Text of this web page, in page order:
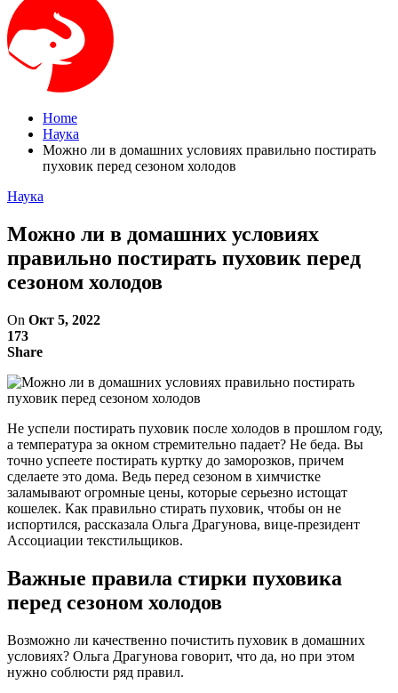
Home
Наука
Можно ли в домашних условиях правильно постирать
пуховик перед сезоном холодов
Наука
Можно ли в домашних условиях
правильно постирать пуховик перед
сезоном холодов
On Окт 5, 2022
173
Share
Не успели постирать пуховик после холодов в прошлом году,
а температура за окном стремительно падает? Не беда. Вы
точно успеете постирать куртку до заморозков, причем
сделаете это дома. Ведь перед сезоном в химчистке
заламывают огромные цены, которые серьезно истощат
кошелек. Как правильно стирать пуховик, чтобы он не
испортился, рассказала Ольга Драгунова, вице-президент
Ассоциации текстильщиков.
Важные правила стирки пуховика
перед сезоном холодов
Возможно ли качественно почистить пуховик в домашних
условиях? Ольга Драгунова говорит, что да, но при этом
нужно соблюсти ряд правил.